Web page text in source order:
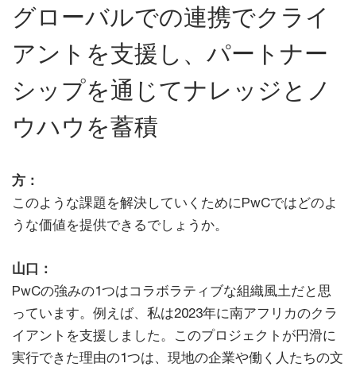
グローバルでの連携でクライ
アントを支援し、パートナー
シップを通じてナレッジとノ
ウハウを蓄積
方：
このような課題を解決していくためにPwCではどのよ
うな価値を提供できるでしょうか。
山口：
PwCの強みの1つはコラボラティブな組織風土だと思
っています。例えば、私は2023年に南アフリカのクラ
イアントを支援しました。このプロジェクトが円滑に
実行できた理由の1つは、現地の企業や働く人たちの文